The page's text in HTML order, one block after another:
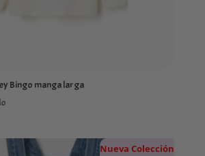
Bingo manga larga
Nueva Colección